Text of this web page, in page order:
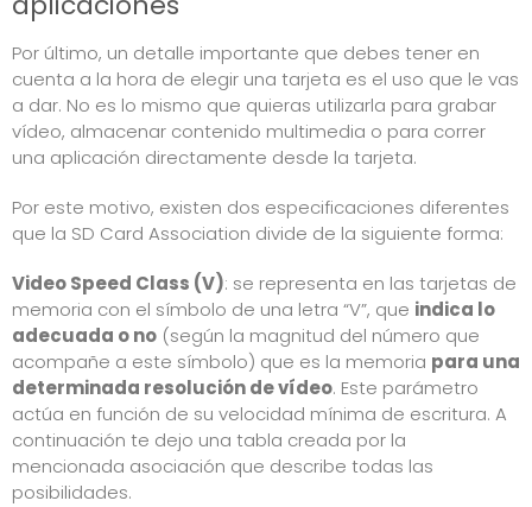
Por último, un detalle importante que debes tener en
cuenta a la hora de elegir una tarjeta es el uso que le vas
a dar. No es lo mismo que quieras utilizarla para grabar
vídeo, almacenar contenido multimedia o para correr
una aplicación directamente desde la tarjeta.
Por este motivo, existen dos especificaciones diferentes
que la SD Card Association divide de la siguiente forma:
Video Speed Class (V): se representa en las tarjetas de
memoria con el símbolo de una letra “V”, que indica lo
adecuada o no (según la magnitud del número que
acompañe a este símbolo) que es la memoria para una
determinada resolución de vídeo. Este parámetro
actúa en función de su velocidad mínima de escritura. A
continuación te dejo una tabla creada por la
mencionada asociación que describe todas las
posibilidades.